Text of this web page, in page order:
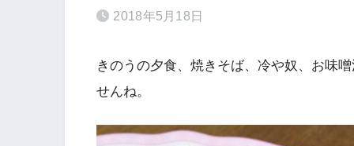
2018年5月18日
きのうの夕食、焼きそば、冷や奴、お味
せんね。